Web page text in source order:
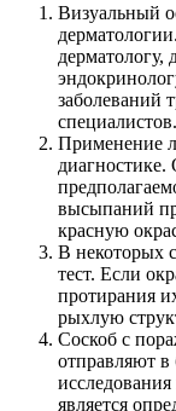
Визуальный
дерматологу,
заболеваний
специалистов.
Применение
диагностике.
высыпаний
красную
В некоторых
тест. Если
протирания
рыхлую
Соскоб с
отправляют в
является